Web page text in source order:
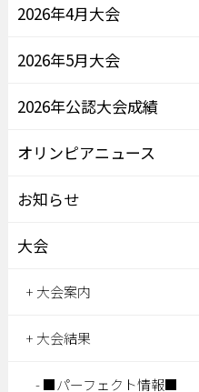
2026年4月大会
2026年5月大会
2026年公認大会成績
オリンピアニュース
お知らせ
大会
大会案内
大会結果
■パーフェクト情報■